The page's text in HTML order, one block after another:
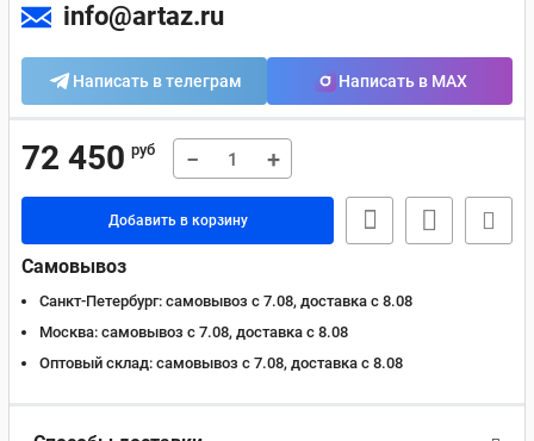
info@artaz.ru
Написать в телеграм Написать в MAX
72 450 руб − +
Добавить в корзину
Самовывоз
Санкт-Петербург: самовывоз с 7.08, доставка c 8.08
Москва: самовывоз с 7.08, доставка c 8.08
Оптовый склад: самовывоз с 7.08, доставка c 8.08